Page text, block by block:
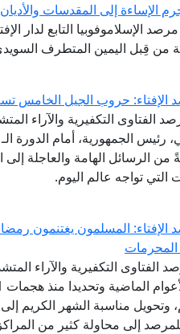
الإساءة إلى المقدسات والأديان
الإسلاموفوبيا التابع لدار
من قِبل اليمين المتطرف
الإفتاء: حروب الجيل الخامس
الفتاوى التكفيرية والآراء
الرسائل الهامة والعاجلة
التي تواجه عالم اليوم.
الإفتاء: المسلمون يغتنمون
المحرمات
الفتاوى التكفيرية والآراء
وتحويل مناسبة الشهر الكريم
إلى محاولة كثير من المراكز